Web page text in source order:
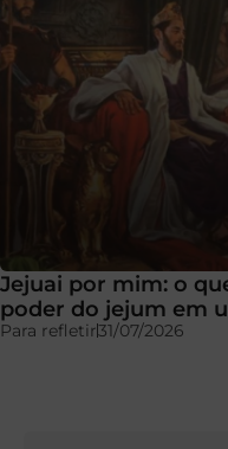
Jejuai por mim: o
poder do jejum em
Para refletir31/07/2026